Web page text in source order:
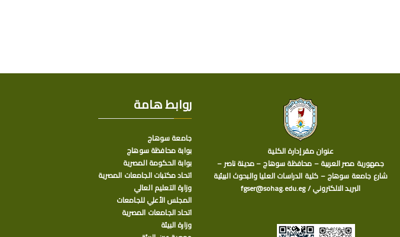
عنوان مقر إدارة الكلية
جمهورية مصر العربية – محافظة سوهاج – مدينة ناصر –
شارع جامعة سوهاج – كلية الدراسات العليا والبحوث البيئية
البريد الالكتروني / fgser@sohag.edu.eg
روابط هامة
جامعة سوهاج
بوابة محافظة سوهاج
بوابة الحكومة المصرية
اتحاد مكتبات الجامعات المصرية
وزارة التعليم العالي
المجلس الأعلي للجامعات
اتحاد الجامعات المصرية
وزارة البيئة